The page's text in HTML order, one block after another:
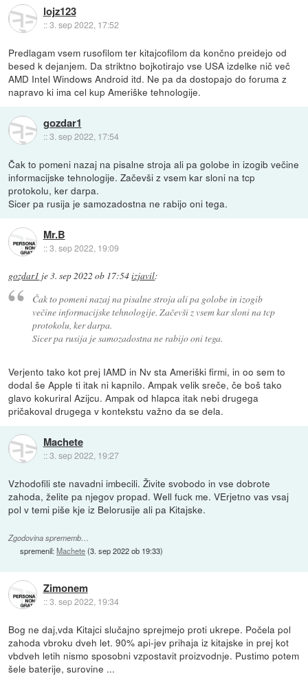
lojz123
::3. sep 2022, 17:52
Predlagam vsem rusofilom ter kitajcofilom da končno preidejo od
besed k dejanjem. Da striktno bojkotirajo vse USA izdelke nič več
AMD Intel Windows Android itd. Ne pa da dostopajo do foruma z
napravo ki ima cel kup Ameriške tehnologije.
gozdar1
::3. sep 2022, 17:54
Čak to pomeni nazaj na pisalne stroja ali pa golobe in izogib večine
informacijske tehnologije. Začevši z vsem kar sloni na tcp
protokolu, ker darpa.
Sicer pa rusija je samozadostna ne rabijo oni tega.
Mr.B
::3. sep 2022, 19:09
gozdar1 je3. sep 2022 ob 17:54izjavil:
Čak to pomeni nazaj na pisalne stroja ali pa golobe in izogib
večine informacijske tehnologije. Začevši z vsem kar sloni na tcp
protokolu, ker darpa.
Sicer pa rusija je samozadostna ne rabijo oni tega.
Verjento tako kot prej IAMD in Nv sta Ameriški firmi, in oo sem to
dodal še Apple ti itak ni kapnilo. Ampak velik sreče, če boš tako
glavo kokuriral Azijcu. Ampak od hlapca itak nebi drugega
pričakoval drugega v kontekstu važno da se dela.
Machete
::3. sep 2022, 19:27
Vzhodofili ste navadni imbecili. Živite svobodo in vse dobrote
zahoda, želite pa njegov propad. Well fuck me. VErjetno vas vsaj
pol v temi piše kje iz Belorusije ali pa Kitajske.
Zgodovina sprememb…
spremenil:Machete(3. sep 2022 ob 19:33)
Zimonem
::3. sep 2022, 19:34
Bog ne daj,vda Kitajci slučajno sprejmejo proti ukrepe. Počela pol
zahoda vbroku dveh let. 90% api-jev prihaja iz kitajske in prej kot
vbdveh letih nismo sposobni vzpostavit proizvodnje. Pustimo potem
šele baterije, surovine ...